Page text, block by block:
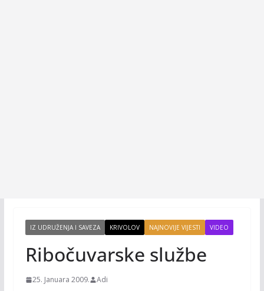
IZ UDRUŽENJA I SAVEZA KRIVOLOV NAJNOVIJE VIJESTI VIDEO
Ribočuvarske službe
25. Januara 2009. Adi